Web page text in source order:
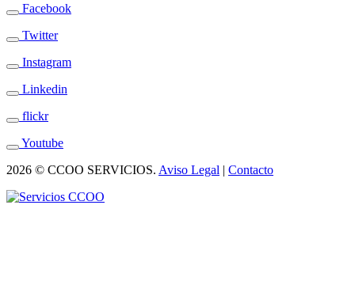
Facebook
Twitter
Instagram
Linkedin
flickr
Youtube
2026 © CCOO SERVICIOS. Aviso Legal | Contacto